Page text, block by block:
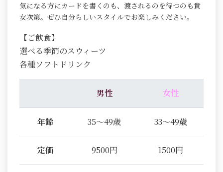
気になる方にカードを書くのも、渡されるのを待つのも貴
女次第。ぜひ自分らしいスタイルでお楽しみください。
【ご飲食】
選べる季節のスウィーツ
各種ソフトドリンク
男性 女性
年齢 35～49歳 33～49歳
定価 9500円 1500円